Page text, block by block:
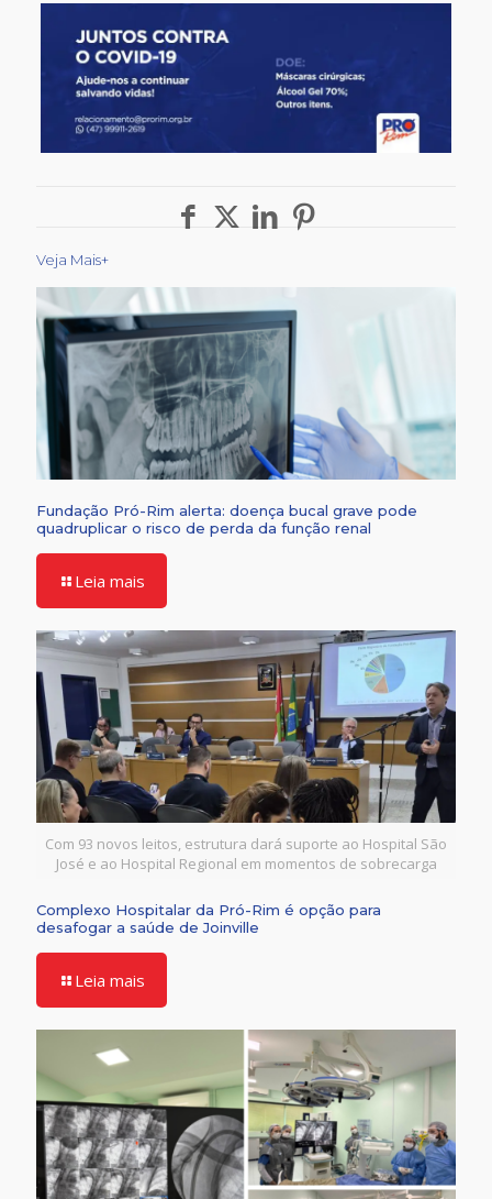
Veja Mais+
Fundação Pró-Rim alerta: doença bucal grave pode
quadruplicar o risco de perda da função renal
Leia mais
Com 93 novos leitos, estrutura dará suporte ao Hospital São
José e ao Hospital Regional em momentos de sobrecarga
Complexo Hospitalar da Pró-Rim é opção para
desafogar a saúde de Joinville
Leia mais